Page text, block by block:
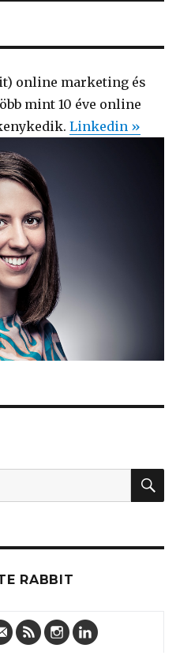
online marketing és
mint 10 éve online
Linkedin »
RABBIT